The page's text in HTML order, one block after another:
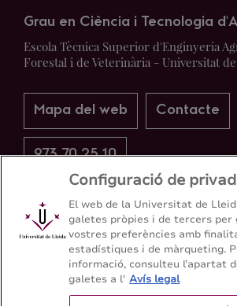
Grau en Ciència i Tecnologia
Escola Tècnica Superior d'Enginyeria
Forestal i de Veterinària - Universitat
Mapa del web Contacte
973 70 25 10
Configuració de
El web de la Universitat de
galetes pròpies i de tercers per
vostres preferències amb
estadístiques i de màrqueting.
informació, consulteu l’apartat
galetes a l' Avís legal